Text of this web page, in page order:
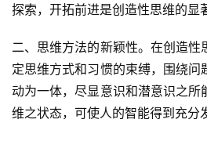
探索，开拓前进是创造性思维的显
二、思维方法的新颖性。在创造性
定思维方式和习惯的束缚，围绕问
动为一体，尽显意识和潜意识之所
维之状态，可使人的智能得到充分